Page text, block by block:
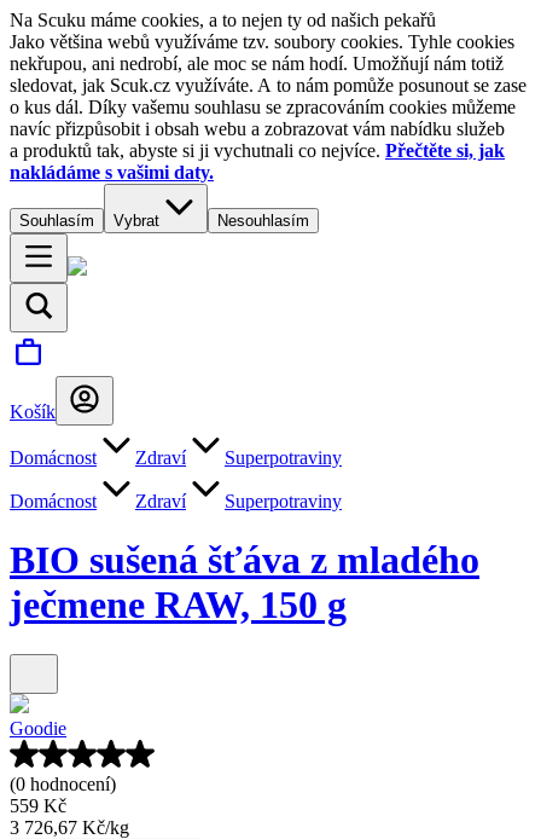
Na Scuku máme cookies, a to nejen ty od našich pekařů
Jako většina webů využíváme tzv. soubory cookies. Tyhle cookies
nekřupou, ani nedrobí, ale moc se nám hodí. Umožňují nám totiž
sledovat, jak Scuk.cz využíváte. A to nám pomůže posunout se zase
o kus dál. Díky vašemu souhlasu se zpracováním cookies můžeme
navíc přizpůsobit i obsah webu a zobrazovat vám nabídku služeb
a produktů tak, abyste si ji vychutnali co nejvíce. Přečtěte si, jak
nakládáme s vašimi daty.
Souhlasím Vybrat Nesouhlasím
Košík
Domácnost Zdraví Superpotraviny
Domácnost Zdraví Superpotraviny
BIO sušená šťáva z mladého
ječmene RAW, 150 g
Goodie
(0 hodnocení)
559 Kč
3 726,67 Kč/kg